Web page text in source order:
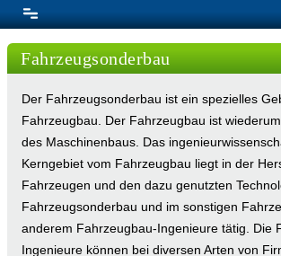
Fahrzeugsonderbau
Der Fahrzeugsonderbau ist ein spezielles
Fahrzeugbau. Der Fahrzeugbau ist
des Maschinenbaus. Das
Kerngebiet vom Fahrzeugbau liegt in der
Fahrzeugen und den dazu genutzten
Fahrzeugsonderbau und im sonstigen
anderem Fahrzeugbau-Ingenieure tätig. Die
Ingenieure können bei diversen Arten von